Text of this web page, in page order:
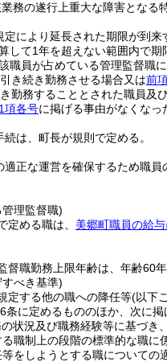
務の遂行上重大な障害とな
により延長された期限が到来
て1年を超えない範囲内で期
職員が占めている管理監督職
き続き勤務させる場合又は前
勤務することとされた職員及
項各号に掲げる事由がなくなっ
は、町長が規則で定める。
正な運営を確保するため職
理監督職)
める職は、 美郷町職員の給
職勤務上限年齢は、年齢60年
べき基準)
定する他の職への降任等(以下
に定めるもののほか、次に掲
状況及び職務経験等に基づき
職制上の段階の標準的な職
をしようとする職についての